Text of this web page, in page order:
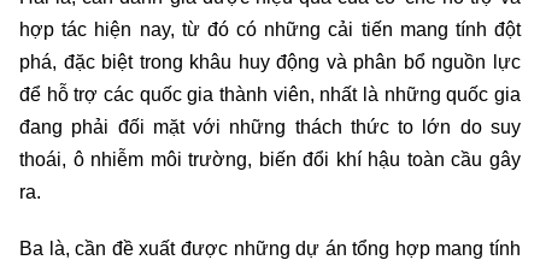
hợp tác hiện nay, từ đó có những cải tiến mang tính đột
phá, đặc biệt trong khâu huy động và phân bổ nguồn lực
để hỗ trợ các quốc gia thành viên, nhất là những quốc gia
đang phải đối mặt với những thách thức to lớn do suy
thoái, ô nhiễm môi trường, biến đổi khí hậu toàn cầu gây
ra.
Ba là, cần đề xuất được những dự án tổng hợp mang tính